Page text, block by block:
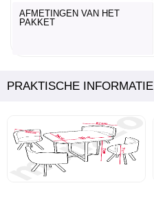
AFMETINGEN VAN HET
PAKKET
PRAKTISCHE INFORMATIE